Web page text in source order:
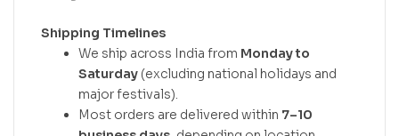
Shipping Timelines
We ship across India from Monday to
Saturday (excluding national holidays and
major festivals).
Most orders are delivered within 7–10